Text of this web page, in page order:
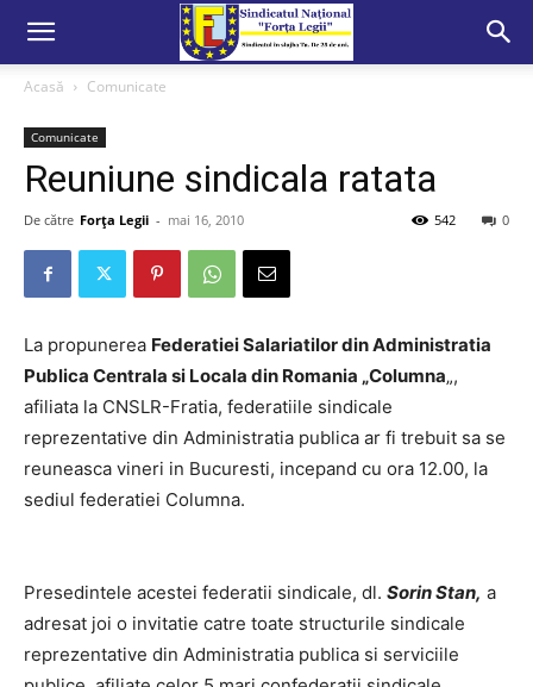
Acasă Comunicate
Comunicate
Reuniune sindicala ratata
De către Forța Legii - mai 16, 2010 0
542
La propunerea Federatiei Salariatilor din Administratia
Publica Centrala si Locala din Romania „Columna„,
afiliata la CNSLR-Fratia, federatiile sindicale
reprezentative din Administratia publica ar fi trebuit sa se
reuneasca vineri in Bucuresti, incepand cu ora 12.00, la
sediul federatiei Columna.
Presedintele acestei federatii sindicale, dl. Sorin Stan, a
adresat joi o invitatie catre toate structurile sindicale
reprezentative din Administratia publica si serviciile